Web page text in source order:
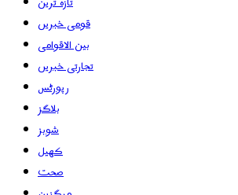
قومی خبریں
بین الاقوامی
تجارتی خبریں
رپورٹس
بلاگز
شوبز
کھیل
صحت